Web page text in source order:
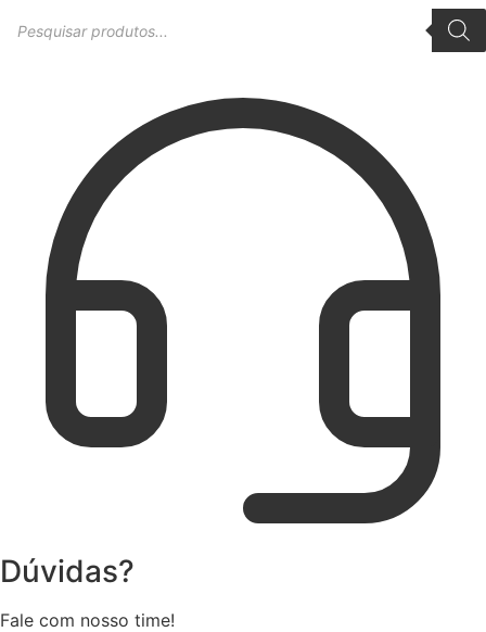
produtos
Dúvidas?
Fale com nosso time!